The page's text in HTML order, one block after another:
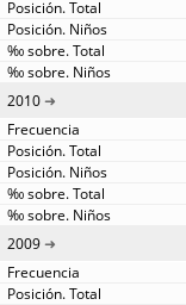
2010
2009